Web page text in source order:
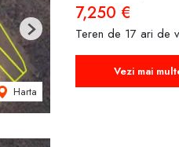
Harta
Next
7,250 €
Teren de 17 ari de
Vezi mai